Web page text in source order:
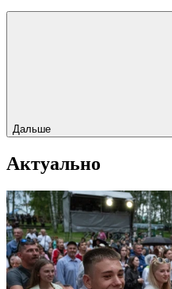
Дальше
Актуально